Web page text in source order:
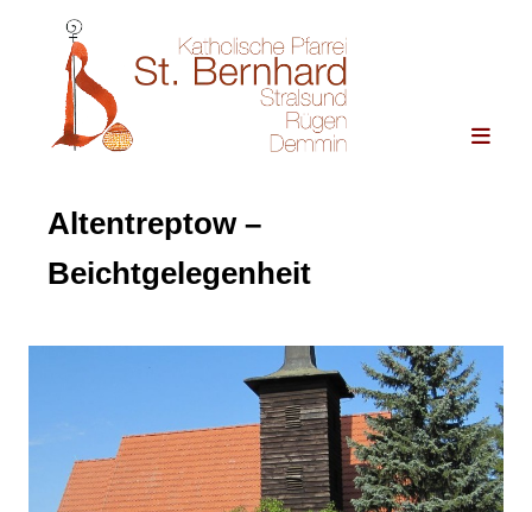
Altentreptow –
Beichtgelegenheit